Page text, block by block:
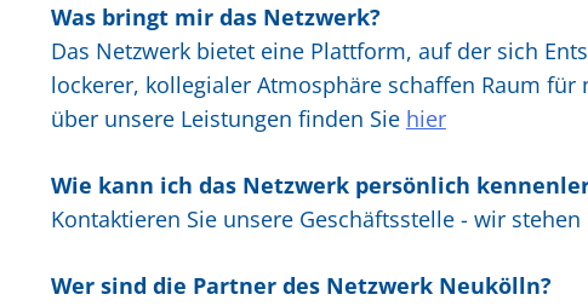
Was bringt mir das Netzwerk?
Das Netzwerk bietet eine Plattform, auf der sich
lockerer, kollegialer Atmosphäre schaffen Raum
über unsere Leistungen finden Sie hier
Wie kann ich das Netzwerk persönlich
Kontaktieren Sie unsere Geschäftsstelle - wir
Wer sind die Partner des Netzwerk Neukölln?